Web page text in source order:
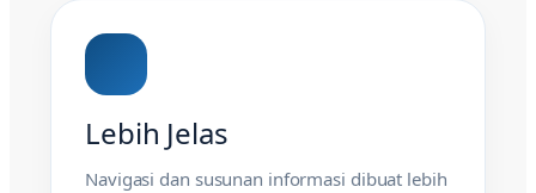
Lebih Jelas
Navigasi dan susunan informasi dibuat lebih